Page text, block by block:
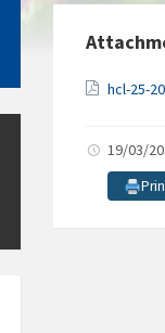
hcl-25-
19/03/